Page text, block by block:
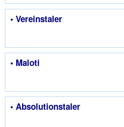
• Vereinstaler
• Maloti
• Absolutionstaler